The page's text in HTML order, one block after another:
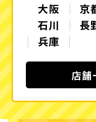
大阪
京
石川
長
兵庫
店舗